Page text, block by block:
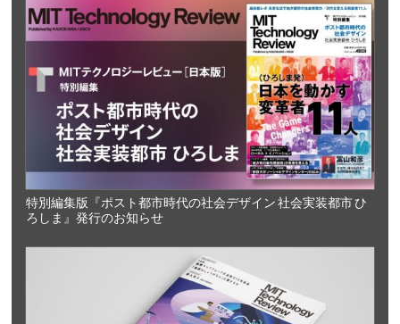
特別編集版『ポスト都市時代の社会デザイン 社会実装都市 ひ
ろしま』発行のお知らせ